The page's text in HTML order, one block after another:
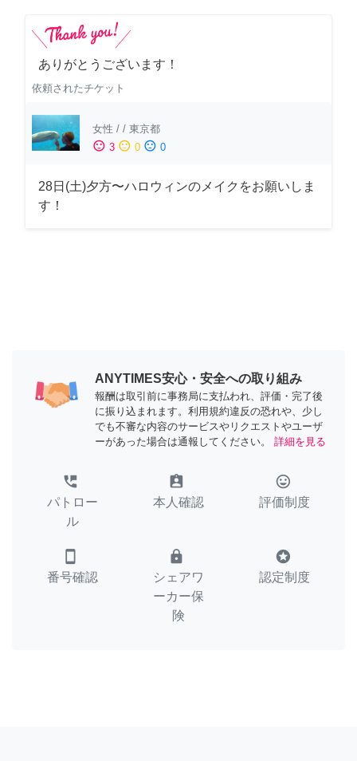
ありがとうございます！
依頼されたチケット
女性 / / 東京都
sentiment_satisfied 3 sentiment_neutral 0 sentiment_dissatisfied 0
28日(土)夕方〜ハロウィンのメイクをお願いしま
す！
ANYTIMES安心・安全への取り組み
報酬は取引前に事務局に支払われ、評価・完了後
に振り込まれます。利用規約違反の恐れや、少し
でも不審な内容のサービスやリクエストやユーザ
ーがあった場合は通報してください。
詳細を見る
perm_phone_msg
パトロー
ル
assignment_ind
本人確認
tag_faces
評価制度
smartphone
番号確認
lock
シェアワ
ーカー保
険
stars
認定制度